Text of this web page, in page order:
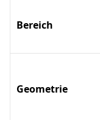
Bereich
Geometrie